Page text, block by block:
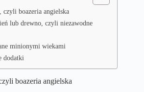
boazeria angielska
lub drewno, czyli niezawodne
minionymi wiekami
dodatki
boazeria angielska